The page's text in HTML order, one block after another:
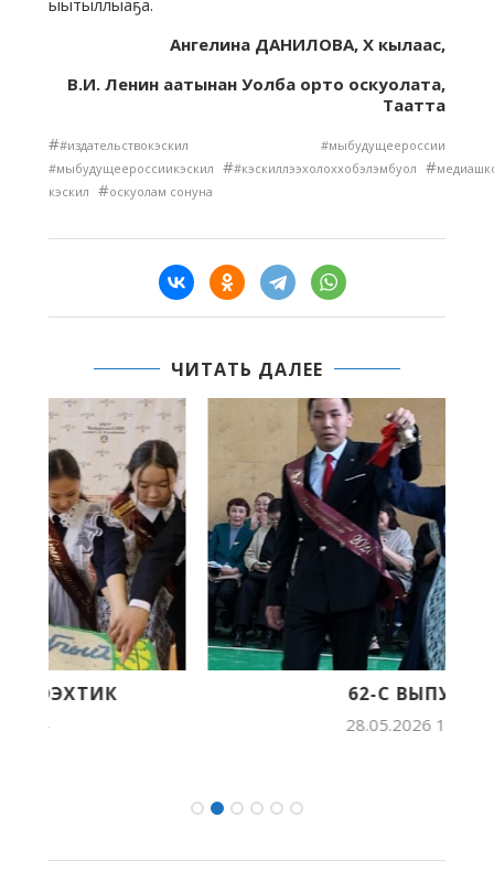
Ангелина ДАНИЛОВА, Х кылаас,
В.И. Ленин аатынан Уолба орто оскуолата,
Таатта
##издательствокэскил #мыбудущеероссии
#мыбудущеероссиикэскил ##кэскиллээхолоххобэлэмбуол #
кэскил #оскуолам сонуна
ЧИТАТЬ ДАЛЕЕ